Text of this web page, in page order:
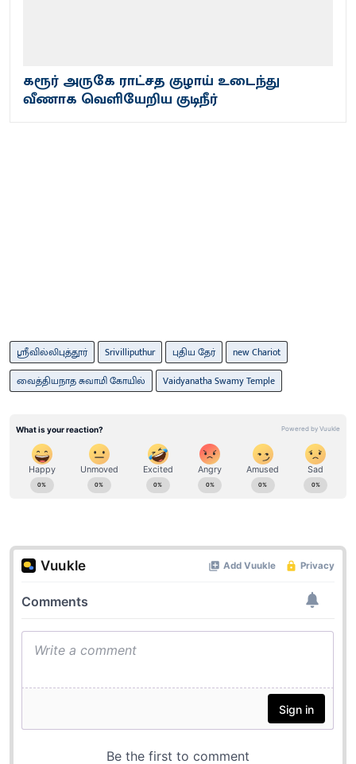
கரூர் அருகே ராட்சத குழாய் உடைந்து
வீணாக வெளியேறிய குடிநீர்
ஸ்ரீவில்லிபுத்தூர் Srivilliputhur புதிய தேர்
new Chariot
வைத்தியநாத சுவாமி கோயில்
Vaidyanatha Swamy Temple